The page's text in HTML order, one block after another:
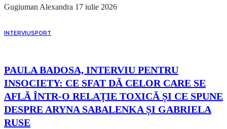
Gugiuman Alexandra 17 iulie 2026
INTERVIUSPORT
PAULA BADOSA, INTERVIU PENTRU
INSOCIETY: CE SFAT DĂ CELOR CARE SE
AFLĂ ÎNTR-O RELAȚIE TOXICĂ ȘI CE SPUNE
DESPRE ARYNA SABALENKA ȘI GABRIELA
RUSE